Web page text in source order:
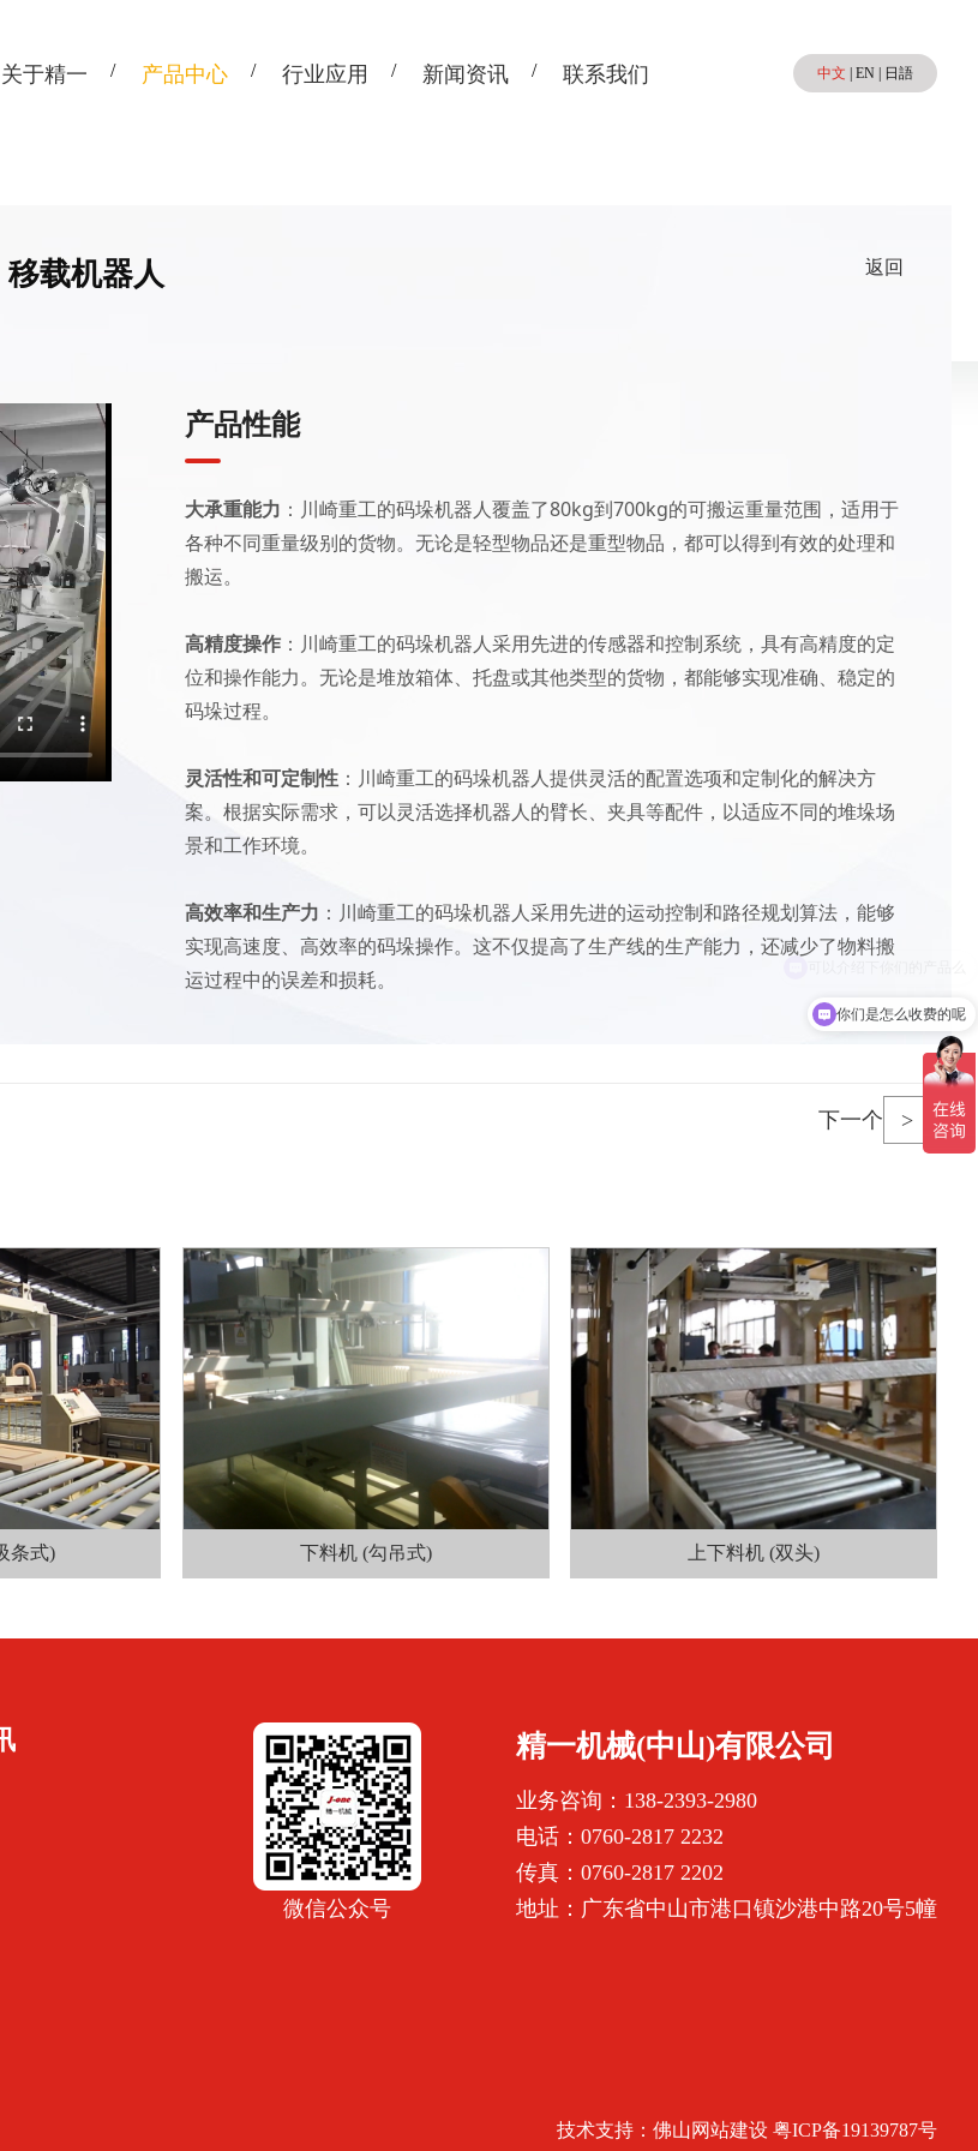
关于精一 产品中心 行业应用 新闻资讯 联系我们 中文 |EN 日語
移载机器人 返回
产品性能
大承重能力 ：川崎重工的码垛机器人覆盖了80kg到700kg的可搬运重量范围，适用于
各种不同重量级别的货物。无论是轻型物品还是重型物品，都可以得到有效的处理和
搬运。
高精度操作 ：川崎重工的码垛机器人采用先进的传感器和控制系统，具有高精度的定
位和操作能力。无论是堆放箱体、托盘或其他类型的货物，都能够实现准确、稳定的
码垛过程。
灵活性和可定制性 ：川崎重工的码垛机器人提供灵活的配置选项和定制化的解决方
案。根据实际需求，可以灵活选择机器人的臂长、夹具等配件，以适应不同的堆垛场
景和工作环境。
高效率和生产力 ：川崎重工的码垛机器人采用先进的运动控制和路径规划算法，能够
实现高速度、高效率的码垛操作。这不仅提高了生产线的生产能力，还减少了物料搬
运过程中的误差和损耗。
下一个 >
条式) 下料机 (勾吊式) 上下料机 (双头)
微信公众号
精一机械(中山)有限公司
业务咨询：138-2393-2980
电话：0760-2817 2232
传真：0760-2817 2202
地址：广东省中山市港口镇沙港中路20号5幢
技术支持：佛山网站建设 粤ICP备19139787号
你们是怎么收费的呢